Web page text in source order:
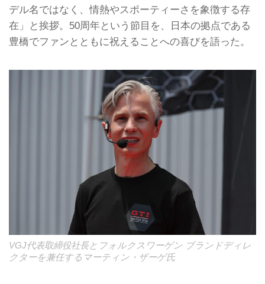
デル名ではなく、情熱やスポーティーさを象徴する存
在」と挨拶。50周年という節目を、日本の拠点である
豊橋でファンとともに祝えることへの喜びを語った。
VGJ代表取締役社長とフォルクスワーゲン ブランドディレ
クターを兼任するマーティン・ザーゲ氏